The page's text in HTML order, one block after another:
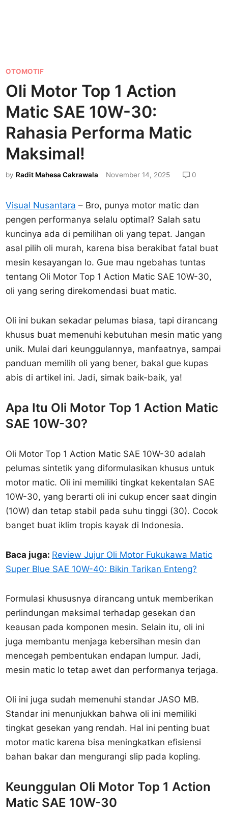
P
o
s
e
d
n
OTOMOTIF
Oli Motor Top 1 Action
Matic SAE 10W-30:
Rahasia Performa Matic
Maksimal!
by Radit Mahesa Cakrawala November 14, 2025 0
Visual Nusantara – Bro, punya motor matic dan
pengen performanya selalu optimal? Salah satu
kuncinya ada di pemilihan oli yang tepat. Jangan
asal pilih oli murah, karena bisa berakibat fatal buat
mesin kesayangan lo. Gue mau ngebahas tuntas
tentang Oli Motor Top 1 Action Matic SAE 10W-30,
oli yang sering direkomendasi buat matic.
Oli ini bukan sekadar pelumas biasa, tapi dirancang
khusus buat memenuhi kebutuhan mesin matic yang
unik. Mulai dari keunggulannya, manfaatnya, sampai
panduan memilih oli yang bener, bakal gue kupas
abis di artikel ini. Jadi, simak baik-baik, ya!
Apa Itu Oli Motor Top 1 Action Matic
SAE 10W-30?
Oli Motor Top 1 Action Matic SAE 10W-30 adalah
pelumas sintetik yang diformulasikan khusus untuk
motor matic. Oli ini memiliki tingkat kekentalan SAE
10W-30, yang berarti oli ini cukup encer saat dingin
(10W) dan tetap stabil pada suhu tinggi (30). Cocok
banget buat iklim tropis kayak di Indonesia.
Baca juga: Review Jujur Oli Motor Fukukawa Matic
Super Blue SAE 10W-40: Bikin Tarikan Enteng?
Formulasi khususnya dirancang untuk memberikan
perlindungan maksimal terhadap gesekan dan
keausan pada komponen mesin. Selain itu, oli ini
juga membantu menjaga kebersihan mesin dan
mencegah pembentukan endapan lumpur. Jadi,
mesin matic lo tetap awet dan performanya terjaga.
Oli ini juga sudah memenuhi standar JASO MB.
Standar ini menunjukkan bahwa oli ini memiliki
tingkat gesekan yang rendah. Hal ini penting buat
motor matic karena bisa meningkatkan efisiensi
bahan bakar dan mengurangi slip pada kopling.
Keunggulan Oli Motor Top 1 Action
Matic SAE 10W-30